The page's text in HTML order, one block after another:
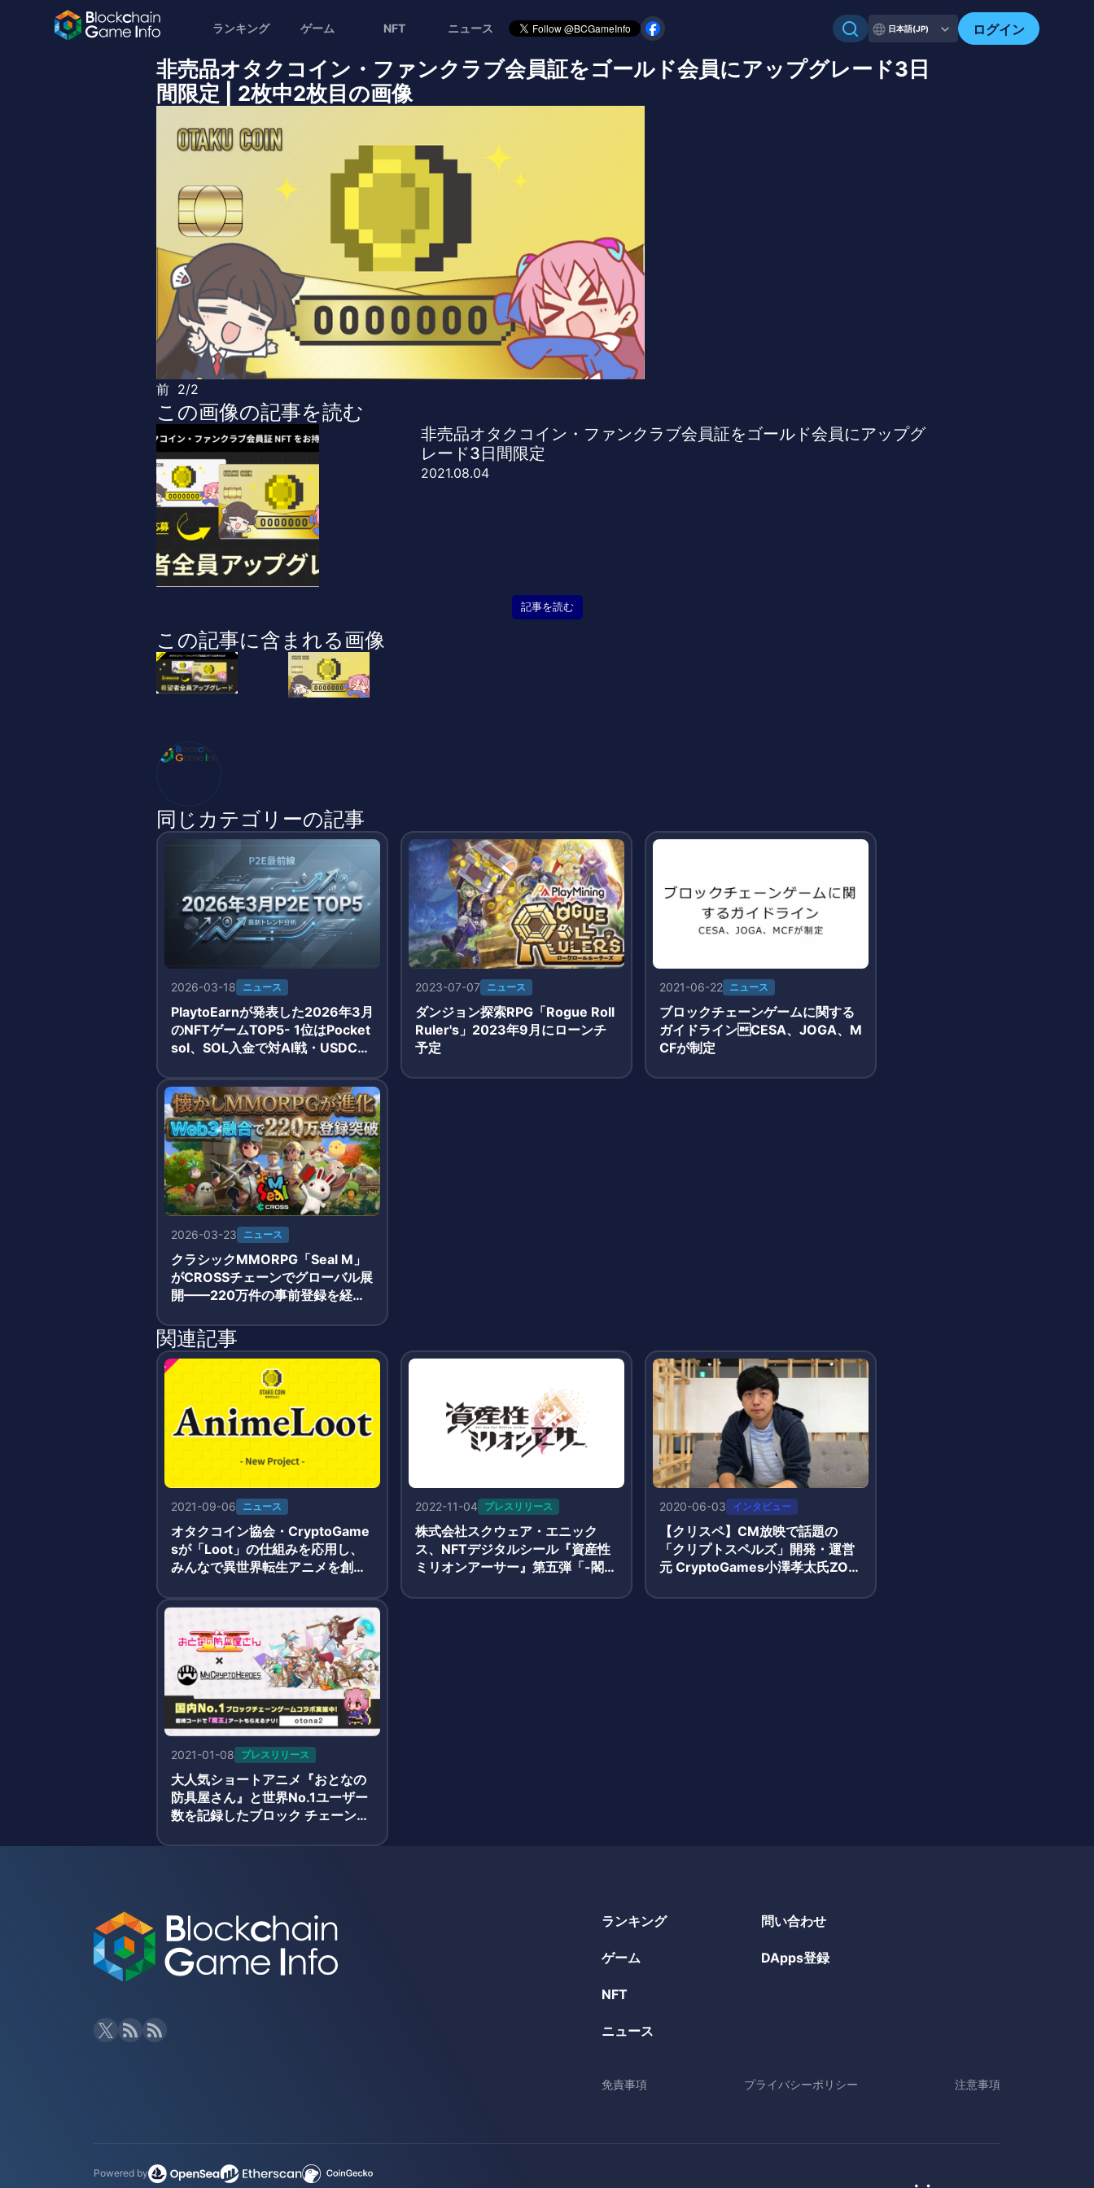
ランキング ゲーム NFT ニュース 日本語(JP) ログイン
非売品オタクコイン・ファンクラブ会員証をゴールド会員にアップグレード3日
間限定 | 2枚中2枚目の画像
前 2/2
この画像の記事を読む
非売品オタクコイン・ファンクラブ会員証をゴールド会員にアップグ
レード3日間限定
2021.08.04
記事を読む
この記事に含まれる画像
同じカテゴリーの記事
2026-03-18 ニュース
PlaytoEarnが発表した2026年3月
のNFTゲームTOP5- 1位はPocket
sol、SOL入金で対AI戦・USDC報
2023-07-07 ニュース
ダンジョン探索RPG「Rogue Roll
Ruler's」2023年9月にローンチ
予定
2021-06-22 ニュース
ブロックチェーンゲームに関する
ガイドラインCESA、JOGA、M
CFが制定
2026-03-23 ニュース
クラシックMMORPG「Seal M」
がCROSSチェーンでグローバル展
開——220万件の事前登録を経て
関連記事
2021-09-06 ニュース
オタクコイン協会・CryptoGame
sが「Loot」の仕組みを応用し、
みんなで異世界転生アニメを創作
2022-11-04 プレスリリース
株式会社スクウェア・エニック
ス、NFTデジタルシール『資産性
ミリオンアーサー』第五弾「-閣下
2020-06-03 インタビュー
【クリスペ】CM放映で話題の
「クリプトスペルズ」開発・運営
元 CryptoGames小澤孝太氏ZOO
2021-01-08 プレスリリース
大人気ショートアニメ『おとなの
防具屋さん』と世界No.1ユーザー
数を記録したブロック チェーンゲ
ランキング
ゲーム
NFT
ニュース
問い合わせ
DApps登録
免責事項 プライバシーポリシー 注意事項
Powered by